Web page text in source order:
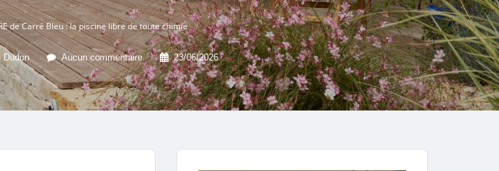
de Carré Bleu : la piscine libre de toute chimie
Dudon Aucun commentaire 23/06/2026